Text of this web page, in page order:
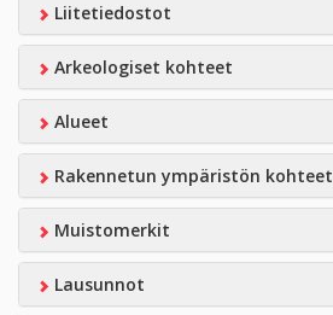
Liitetiedostot
Arkeologiset kohteet
Alueet
Rakennetun ympäristön kohteet
Muistomerkit
Lausunnot